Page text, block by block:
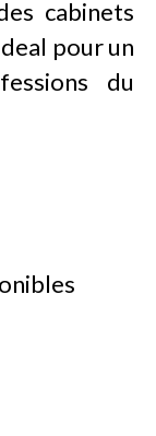
cabinets
pour un
du